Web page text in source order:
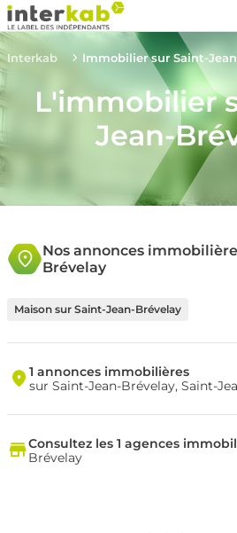
Interkab Immobilier sur Saint-
L'immobilier
Jean-
Nos annonces
Brévelay
Maison sur Saint-Jean-Brévelay
1 annonces immobilières
sur Saint-Jean-Brévelay, Saint-
Consultez les 1 agences
Brévelay